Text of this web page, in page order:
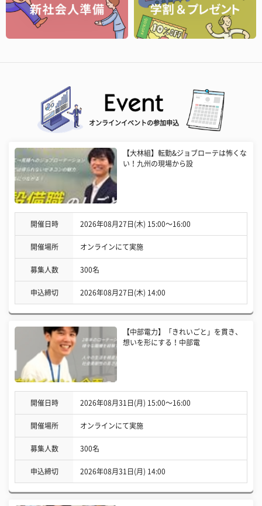
オンラインイベントの参加申込
【大林組】転勤&ジョブローテは怖くな
い！九州の現場から設
開催日時 2026年08月27日(木) 15:00〜16:00
開催場所 オンラインにて実施
募集人数 300名
申込締切 2026年08月27日(木) 14:00
【中部電力】「きれいごと」を貫き、
想いを形にする！中部電
開催日時 2026年08月31日(月) 15:00〜16:00
開催場所 オンラインにて実施
募集人数 300名
申込締切 2026年08月31日(月) 14:00